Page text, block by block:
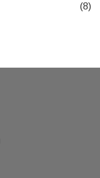
(8)